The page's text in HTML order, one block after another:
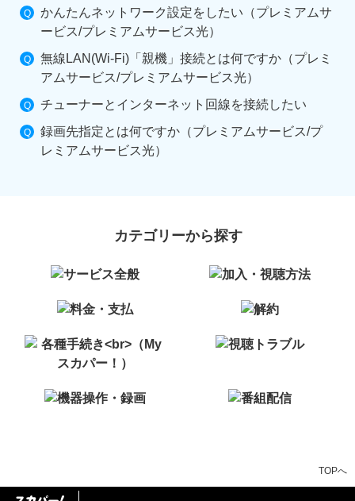
かんたんネットワーク設定をしたい（プレミアムサ
ービス/プレミアムサービス光）
無線LAN(Wi-Fi)「親機」接続とは何ですか（プレミ
アムサービス/プレミアムサービス光）
チューナーとインターネット回線を接続したい
録画先指定とは何ですか（プレミアムサービス/プ
レミアムサービス光）
カテゴリーから探す
TOPへ